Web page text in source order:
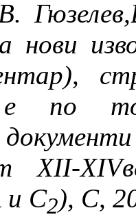
нови
е по
ХІІ-
и С2), С,